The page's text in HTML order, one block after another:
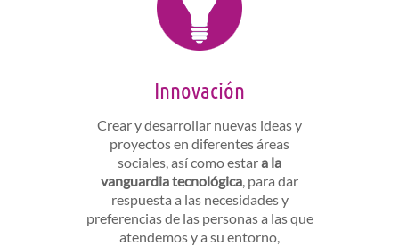
Innovación
Crear y desarrollar nuevas ideas y
proyectos en diferentes áreas
sociales, así como estara la
vanguardia tecnológica, para dar
respuesta a las necesidades y
preferencias de las personas a las que
atendemos y a su entorno,